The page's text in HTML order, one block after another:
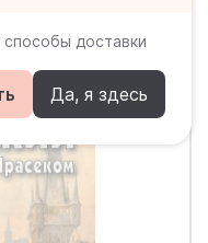
доставки
Да, я здесь